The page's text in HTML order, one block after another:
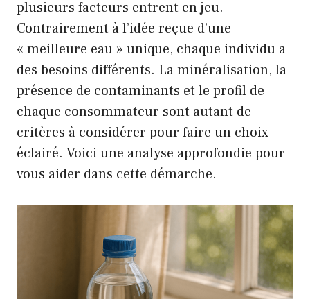
plusieurs facteurs entrent en jeu.
Contrairement à l’idée reçue d’une
« meilleure eau » unique, chaque individu a
des besoins différents. La minéralisation, la
présence de contaminants et le profil de
chaque consommateur sont autant de
critères à considérer pour faire un choix
éclairé. Voici une analyse approfondie pour
vous aider dans cette démarche.